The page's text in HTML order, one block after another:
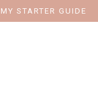
STARTER GUIDE